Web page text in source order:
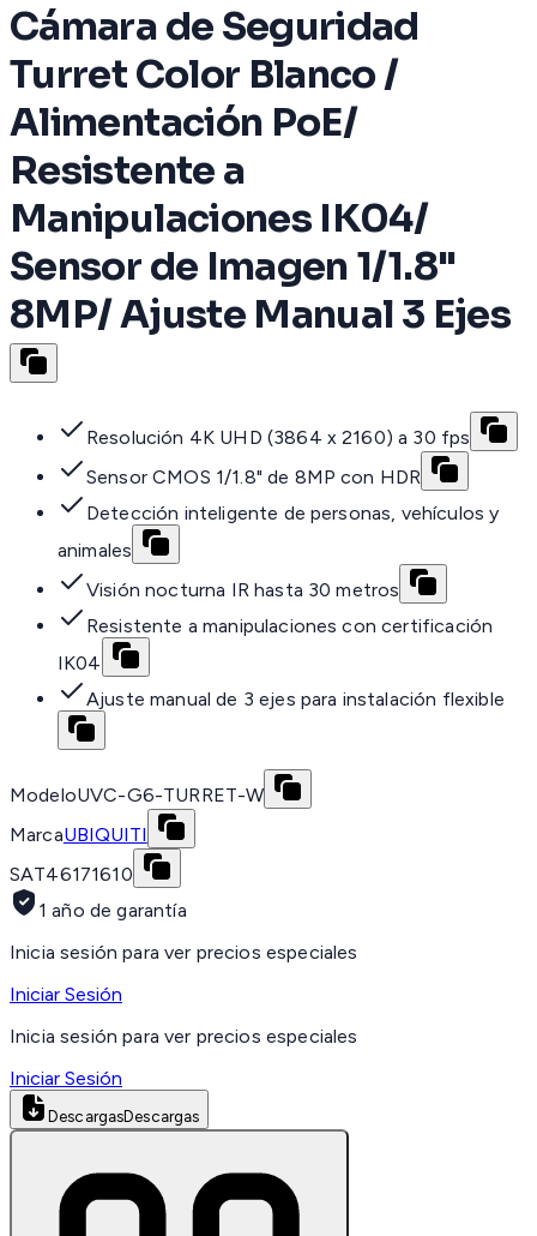
Cámara de Seguridad
Turret Color Blanco /
Alimentación PoE/
Resistente a
Manipulaciones IK04/
Sensor de Imagen 1/1.8"
8MP/ Ajuste Manual 3 Ejes
Resolución 4K UHD (3864 x 2160) a 30 fps
Sensor CMOS 1/1.8" de 8MP con HDR
Detección inteligente de personas, vehículos y
animales
Visión nocturna IR hasta 30 metros
Resistente a manipulaciones con certificación
IK04
Ajuste manual de 3 ejes para instalación flexible
ModeloUVC-G6-TURRET-W
MarcaUBIQUITI
SAT46171610
1 año de garantía
Inicia sesión para ver precios especiales
Iniciar Sesión
Inicia sesión para ver precios especiales
Iniciar Sesión
DescargasDescargas